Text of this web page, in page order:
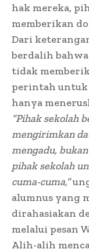
hak mereka,
memberikan
Dari
berdalih bahwa
tidak
perintah untuk
hanya
“Pihak sekolah
mengirimkan
mengadu,
pihak sekolah
cuma-cuma,”
alumnus yang
dirahasiakan
melalui pesan
Alih-alih